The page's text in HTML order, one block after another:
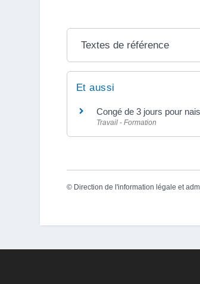
Textes de référence
Et aussi
Congé de 3 jours pour
Travail - Formation
© Direction de l'information légale et